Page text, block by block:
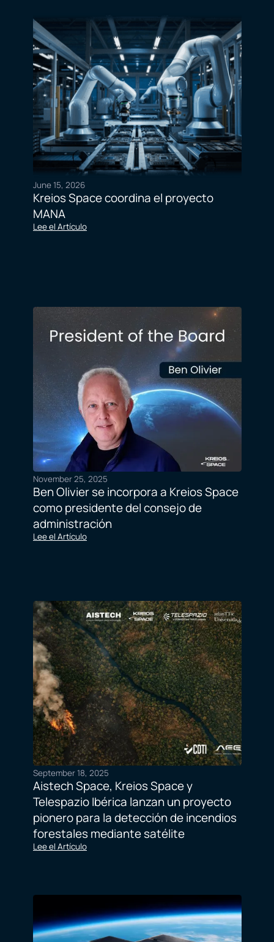
June 15, 2026
Kreios Space coordina el proyecto
MANA
Lee el Artículo
November 25, 2025
Ben Olivier se incorpora a Kreios Space
como presidente del consejo de
administración
Lee el Artículo
September 18, 2025
Aistech Space, Kreios Space y
Telespazio Ibérica lanzan un proyecto
pionero para la detección de incendios
forestales mediante satélite
Lee el Artículo